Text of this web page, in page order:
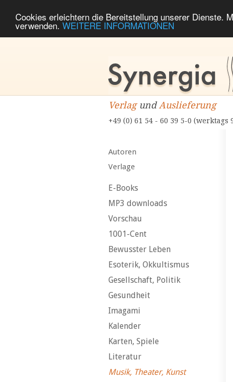
Cookies erleichtern die Bereitstellung unserer Dienste.
verwenden. WEITERE INFORMATIONEN
VerlagundAuslieferung
+49 (0) 61 54 - 60 39 5-0 (werktags
Autoren
Verlage
E-Books
MP3 downloads
Vorschau
1001-Cent
Bewusster Leben
Esoterik, Okkultismus
Gesellschaft, Politik
Gesundheit
Imagami
Kalender
Karten, Spiele
Literatur
Musik, Theater, Kunst